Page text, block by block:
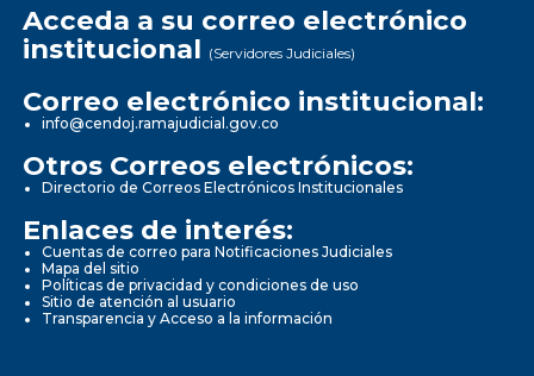
Acceda a su correo electrónico
institucional (Servidores Judiciales)
Correo electrónico institucional:
info@cendoj.ramajudicial.gov.co
Otros Correos electrónicos:
Directorio de Correos Electrónicos Institucionales
Enlaces de interés:
Cuentas de correo para Notificaciones Judiciales
Mapa del sitio
Políticas de privacidad y condiciones de uso
Sitio de atención al usuario
Transparencia y Acceso a la información